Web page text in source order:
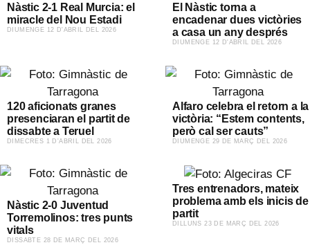
Nàstic 2-1 Real Murcia: el
miracle del Nou Estadi
​DIUMENGE 12 D'ABRIL DEL 2026
El Nàstic torna a
encadenar dues victòries
a casa un any després
​DIUMENGE 12 D'ABRIL DEL 2026
120 aficionats granes
presenciaran el partit de
dissabte a Teruel
​DIMECRES 1 D'ABRIL DEL 2026
Alfaro celebra el retorn a la
victòria: “Estem contents,
però cal ser cauts”
​DIUMENGE 29 DE MARÇ DEL 2026
Nàstic 2-0 Juventud
Torremolinos: tres punts
vitals
​DISSABTE 28 DE MARÇ DEL 2026
Tres entrenadors, mateix
problema amb els inicis de
partit
​DILLUNS 23 DE MARÇ DEL 2026